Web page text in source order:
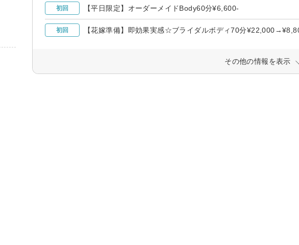
初回 【平日限定】オーダーメイドBody60分¥6,600-
初回 【花嫁準備】即効果実感☆ブライダルボディ70分
その他の情報を表示